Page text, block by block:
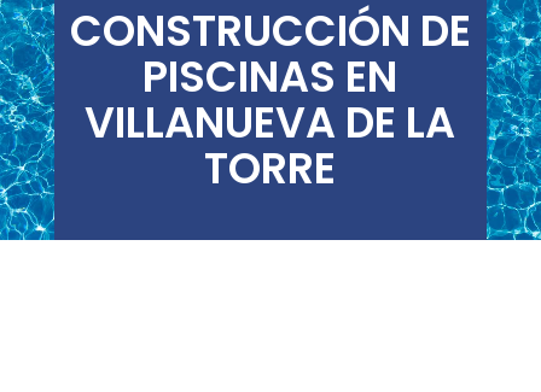
CONSTRUCCIÓN DE
PISCINAS EN
VILLANUEVA DE LA
TORRE